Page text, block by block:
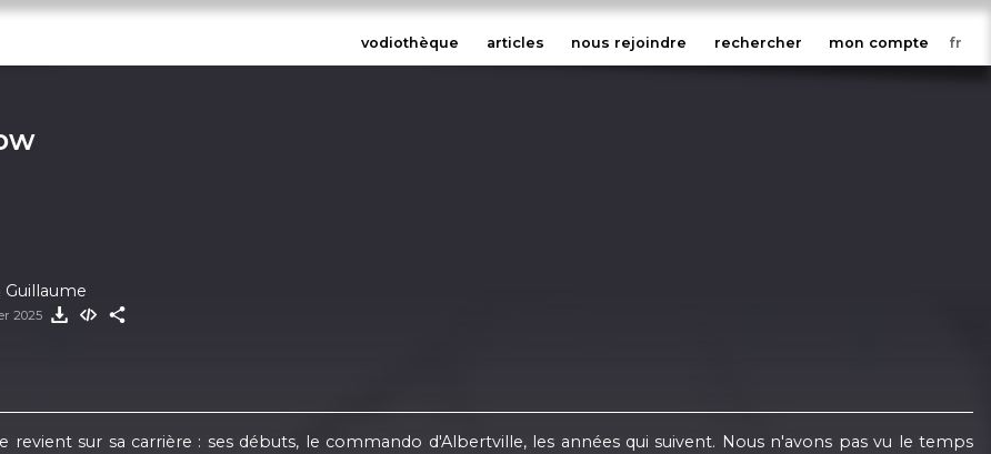
vodiothèque articles nous rejoindre rechercher mon compte
Guillaume
2025
revient sur sa carrière : ses débuts, le commando d'Albertville, les années qui suivent. Nous n'avons pas vu le temps